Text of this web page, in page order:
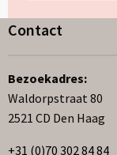
Contact
Bezoekadres:
Waldorpstraat 80
2521 CD Den Haag
+31 (0)70 302 84 84